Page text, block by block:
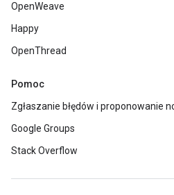
OpenWeave
Happy
OpenThread
Pomoc
Zgłaszanie błędów i proponowanie
Google Groups
Stack Overflow